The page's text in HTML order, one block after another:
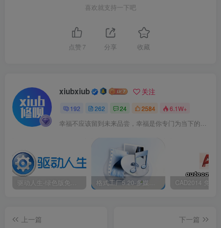
喜欢就支持一下吧
点赞 7 分享 收藏
xiubxiub 关注
192 262 24 2584 6.1W+
幸福不应该留到未来品尝，幸福是你专门为当下的自己所准备的
驱动人生-绿色版免安装|一键运行exe 格式工厂5.20-多媒体格式转换工具|免安装绿色版
上一篇
下一篇